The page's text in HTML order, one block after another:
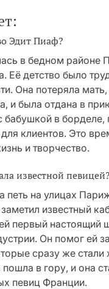
Эдит Пиаф?
в бедном районе
Её детство было
Она потеряла мать,
и была отдана в
бабушкой в борделе,
клиентов. Это
и творчество.
известной певицей?
петь на улицах
известный
первый настоящий
Он помог ей
сразу же стали
пошла в гору, и она
певиц Франции.